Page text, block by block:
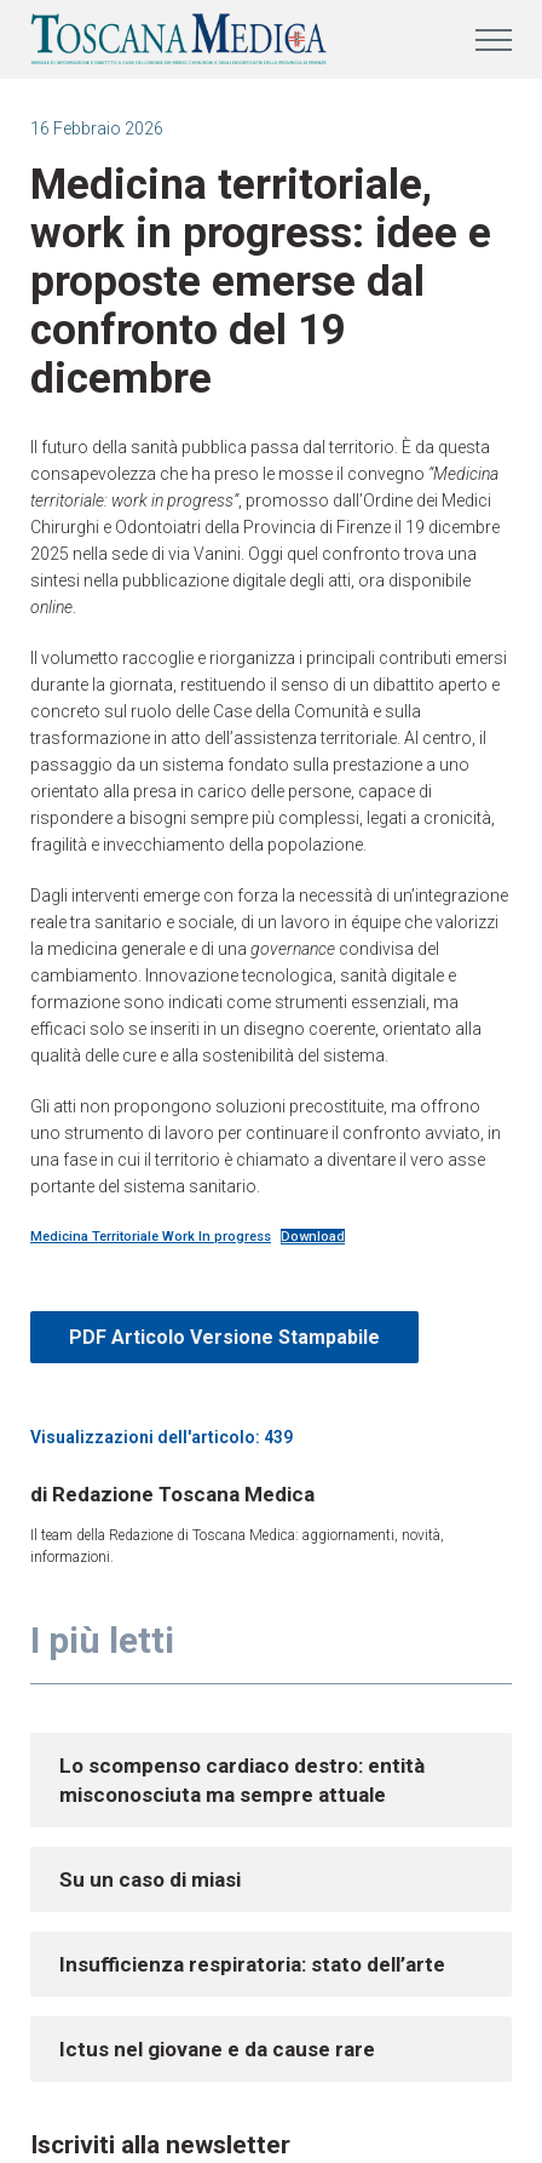
16 Febbraio 2026
Medicina territoriale,
work in progress: idee e
proposte emerse dal
confronto del 19
dicembre
Il futuro della sanità pubblica passa dal territorio. È da questa
consapevolezza che ha preso le mosse il convegno “Medicina
territoriale: work in progress”, promosso dall’Ordine dei Medici
Chirurghi e Odontoiatri della Provincia di Firenze il 19 dicembre
2025 nella sede di via Vanini. Oggi quel confronto trova una
sintesi nella pubblicazione digitale degli atti, ora disponibile
online
Il volumetto raccoglie e riorganizza i principali contributi emersi
durante la giornata, restituendo il senso di un dibattito aperto e
concreto sul ruolo delle Case della Comunità e sulla
trasformazione in atto dell’assistenza territoriale. Al centro, il
passaggio da un sistema fondato sulla prestazione a uno
orientato alla presa in carico delle persone, capace di
rispondere a bisogni sempre più complessi, legati a cronicità,
fragilità e invecchiamento della popolazione.
Dagli interventi emerge con forza la necessità di un’integrazione
reale tra sanitario e sociale, di un lavoro in équipe che valorizzi
la medicina generale e di una governance condivisa del
cambiamento. Innovazione tecnologica, sanità digitale e
formazione sono indicati come strumenti essenziali, ma
efficaci solo se inseriti in un disegno coerente, orientato alla
qualità delle cure e alla sostenibilità del sistema.
Gli atti non propongono soluzioni precostituite, ma offrono
uno strumento di lavoro per continuare il confronto avviato, in
una fase in cui il territorio è chiamato a diventare il vero asse
portante del sistema sanitario.
Medicina Territoriale Work In progress Download
PDF Articolo Versione Stampabile
Visualizzazioni dell'articolo: 439
Redazione Toscana Medica
Il team della Redazione di Toscana Medica: aggiornamenti, novità,
informazioni.
I più letti
Lo scompenso cardiaco destro: entità
misconosciuta ma sempre attuale
Su un caso di miasi
Insufficienza respiratoria: stato dell’arte
Ictus nel giovane e da cause rare
Iscriviti alla newsletter